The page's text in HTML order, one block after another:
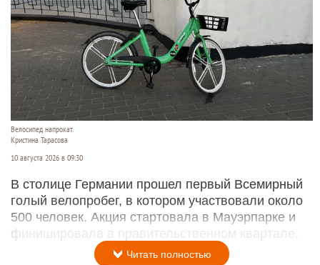
Велосипед напрокат.
Кристина Тарасова
10 августа 2026 в 09:30
В столице Германии прошел первый Всемирный
голый велопробег, в котором участвовали около
500 человек. Акция стартовала в Мауэрпарке и
финишировала в правительственном квартале.
Читать полностью